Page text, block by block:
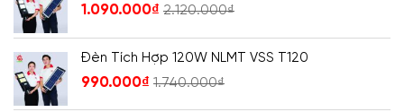
1.090.000₫ 2.120.000₫
Đèn Tích Hợp 120W NLMT VSS T120
990.000₫ 1.740.000₫